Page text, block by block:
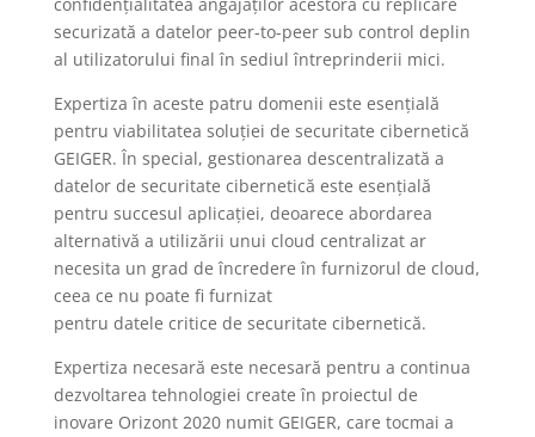
securizată a datelor peer-to-peer sub control deplin
al utilizatorului final în sediul întreprinderii mici.
Expertiza în aceste patru domenii este esențială
pentru viabilitatea soluției de securitate cibernetică
GEIGER. În special, gestionarea descentralizată a
datelor de securitate cibernetică este esențială
pentru succesul aplicației, deoarece abordarea
alternativă a utilizării unui cloud centralizat ar
necesita un grad de încredere în furnizorul de cloud,
ceea ce nu poate fi furnizat
pentru datele critice de securitate cibernetică.
Expertiza necesară este necesară pentru a continua
dezvoltarea tehnologiei create în proiectul de
inovare Orizont 2020 numit GEIGER, care tocmai a